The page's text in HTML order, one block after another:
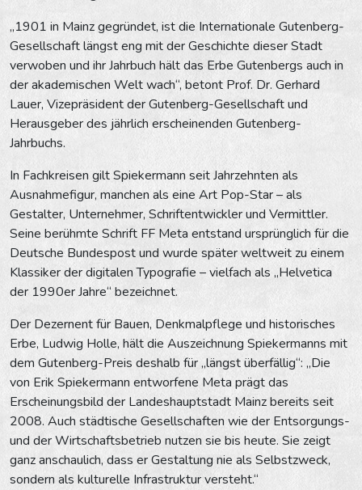
„1901 in Mainz gegründet, ist die Internationale Gutenberg-
Gesellschaft längst eng mit der Geschichte dieser Stadt
verwoben und ihr Jahrbuch hält das Erbe Gutenbergs auch in
der akademischen Welt wach“, betont Prof. Dr. Gerhard
Lauer, Vizepräsident der Gutenberg-Gesellschaft und
Herausgeber des jährlich erscheinenden Gutenberg-
Jahrbuchs.
In Fachkreisen gilt Spiekermann seit Jahrzehnten als
Ausnahmefigur, manchen als eine Art Pop-Star – als
Gestalter, Unternehmer, Schriftentwickler und Vermittler.
Seine berühmte Schrift FF Meta entstand ursprünglich für die
Deutsche Bundespost und wurde später weltweit zu einem
Klassiker der digitalen Typografie – vielfach als „Helvetica
der 1990er Jahre“ bezeichnet.
Der Dezernent für Bauen, Denkmalpflege und historisches
Erbe, Ludwig Holle, hält die Auszeichnung Spiekermanns mit
dem Gutenberg-Preis deshalb für „längst überfällig“: „Die
von Erik Spiekermann entworfene Meta prägt das
Erscheinungsbild der Landeshauptstadt Mainz bereits seit
2008. Auch städtische Gesellschaften wie der Entsorgungs-
und der Wirtschaftsbetrieb nutzen sie bis heute. Sie zeigt
ganz anschaulich, dass er Gestaltung nie als Selbstzweck,
sondern als kulturelle Infrastruktur versteht.“